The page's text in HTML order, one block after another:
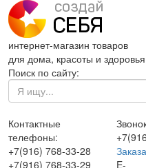
интернет-магазин товаров
для дома, красоты и здоровья
Поиск по сайту:
Контактные
телефоны:
+7(916) 768-33-28
+7(916) 768-33-29
E-